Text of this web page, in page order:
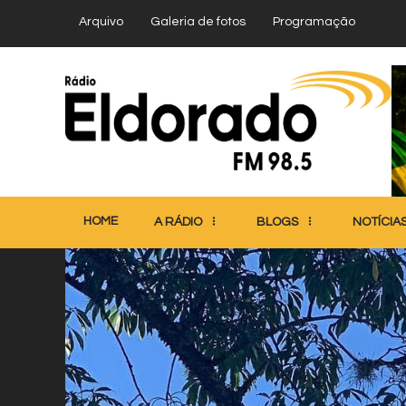
Arquivo Galeria de fotos Programação
HOME A RÁDIO BLOGS